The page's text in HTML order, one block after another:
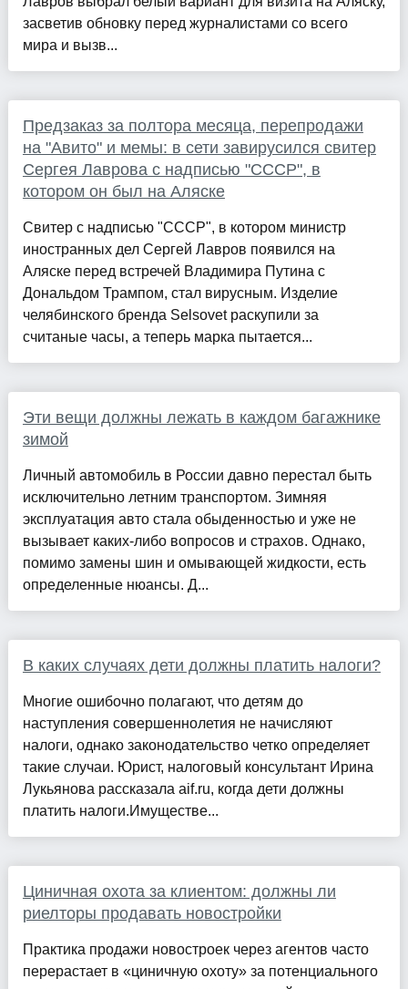
засветив обновку перед журналистами со всего
мира и вызв...
Предзаказ за полтора месяца, перепродажи
на "Авито" и мемы: в сети завирусился свитер
Сергея Лаврова с надписью "СССР", в
котором он был на Аляске
Свитер с надписью "СССР", в котором министр
иностранных дел Сергей Лавров появился на
Аляске перед встречей Владимира Путина с
Дональдом Трампом, стал вирусным. Изделие
челябинского бренда Selsovet раскупили за
считаные часы, а теперь марка пытается...
Эти вещи должны лежать в каждом багажнике
зимой
Личный автомобиль в России давно перестал быть
исключительно летним транспортом. Зимняя
эксплуатация авто стала обыденностью и уже не
вызывает каких-либо вопросов и страхов. Однако,
помимо замены шин и омывающей жидкости, есть
определенные нюансы. Д...
В каких случаях дети должны платить налоги?
Многие ошибочно полагают, что детям до
наступления совершеннолетия не начисляют
налоги, однако законодательство четко определяет
такие случаи. Юрист, налоговый консультант Ирина
Лукьянова рассказала aif.ru, когда дети должны
платить налоги.Имуществе...
Циничная охота за клиентом: должны ли
риелторы продавать новостройки
Практика продажи новостроек через агентов часто
перерастает в «циничную охоту» за потенциального